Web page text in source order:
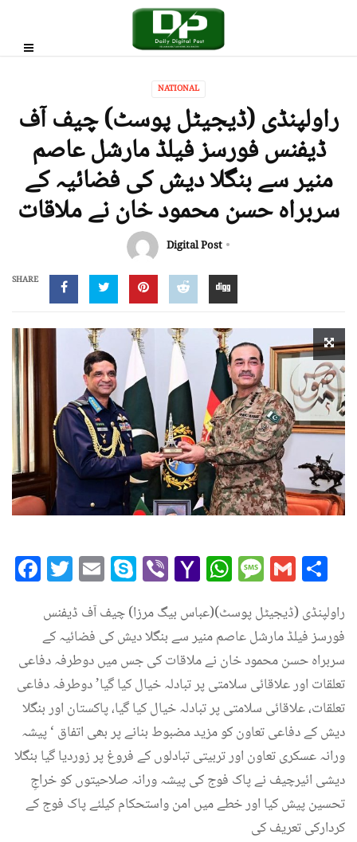
NATIONAL
راولپنڈی (ڈیجیٹل پوسٹ) چیف آف
ڈیفنس فورسز فیلڈ مارشل عاصم
منیر سے بنگلا دیش کی فضائیہ کے
سربراہ حسن محمود خان نے ملاقات
Digital Post
SHARE
Facebook
Twitter
EmailSkype
ViberYahoo
Mail
راولپنڈی (ڈیجیٹل پوسٹ)(عباس بیگ مرزا) چیف آف ڈیفنس
فورسز فیلڈ مارشل عاصم منیر سے بنگلا دیش کی فضائیہ کے
سربراہ حسن محمود خان نے ملاقات کی جس میں دوطرفہ دفاعی
تعلقات اور علاقائی سلامتی پر تبادلہ خیال کیا گیا’ دوطرفہ دفاعی
تعلقات، علاقائی سلامتی پر تبادلہ خیال کیا گیا، پاکستان اور بنگلا
دیش کے دفاعی تعاون کو مزید مضبوط بنانے پر بھی اتفاق ‘ پیشہ
ورانہ عسکری تعاون اور تربیتی تبادلوں کے فروغ پر زوردیا گیا بنگلا
دیشی ائیرچیف نے پاک فوج کی پیشہ ورانہ صلاحیتوں کو خراجِ
تحسین پیش کیا اور خطے میں امن واستحکام کیلئے پاک فوج کے
کردارکی تعریف کی